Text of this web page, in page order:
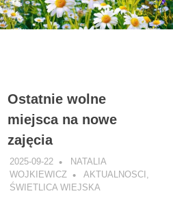
Ostatnie wolne
miejsca na nowe
zajęcia
2025-09-22
NATALIA
WOJKIEWICZ
AKTUALNOSCI
ŚWIETLICA WIEJSKA